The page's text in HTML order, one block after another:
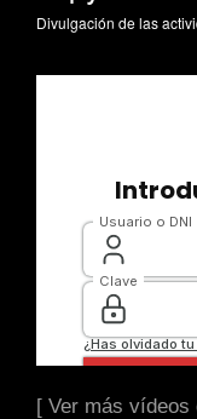
[ Ver más vídeos